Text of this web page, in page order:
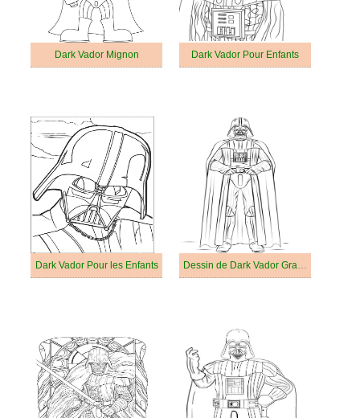
Dark Vador Mignon Dark Vador Pour Enfants
Dark Vador Pour les Enfants Dessin de Dark Vador Gratuit